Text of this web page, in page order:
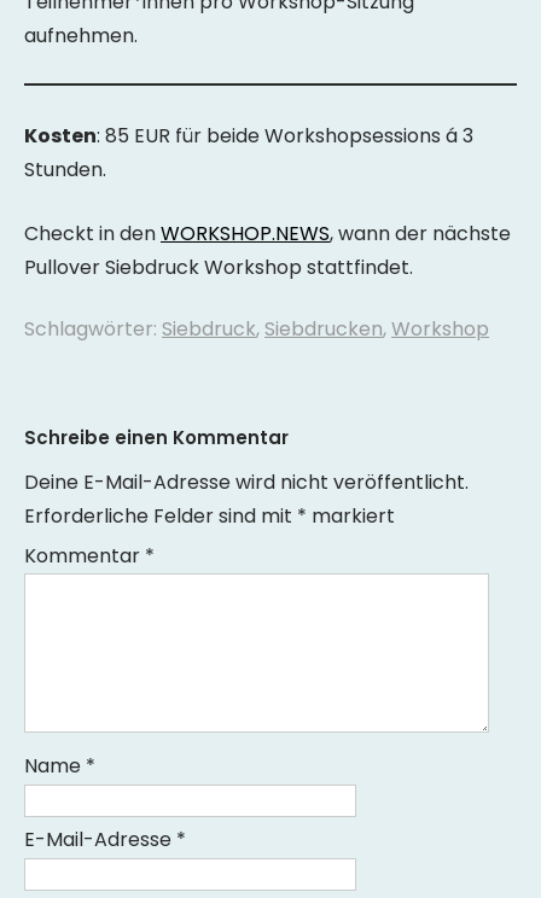
aufnehmen.
Kosten: 85 EUR für beide Workshopsessions á 3
Stunden.
Checkt in denWORKSHOP.NEWS, wann der nächste
Pullover Siebdruck Workshop stattfindet.
Schlagwörter: Siebdruck, Siebdrucken,Workshop
Schreibe einen Kommentar
Deine E-Mail-Adresse wird nicht veröffentlicht.
Erforderliche Felder sind mit * markiert
Kommentar *
Name *
E-Mail-Adresse *